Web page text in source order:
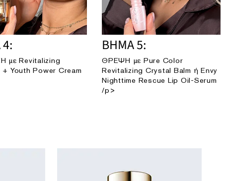
με Revitalizing
+ Youth Power Cream
ΒΗΜΑ 5:
ΘΡΕΨΗ με Pure Color
Revitalizing Crystal Balm ή Envy
Nighttime Rescue Lip Oil-Serum
/p>